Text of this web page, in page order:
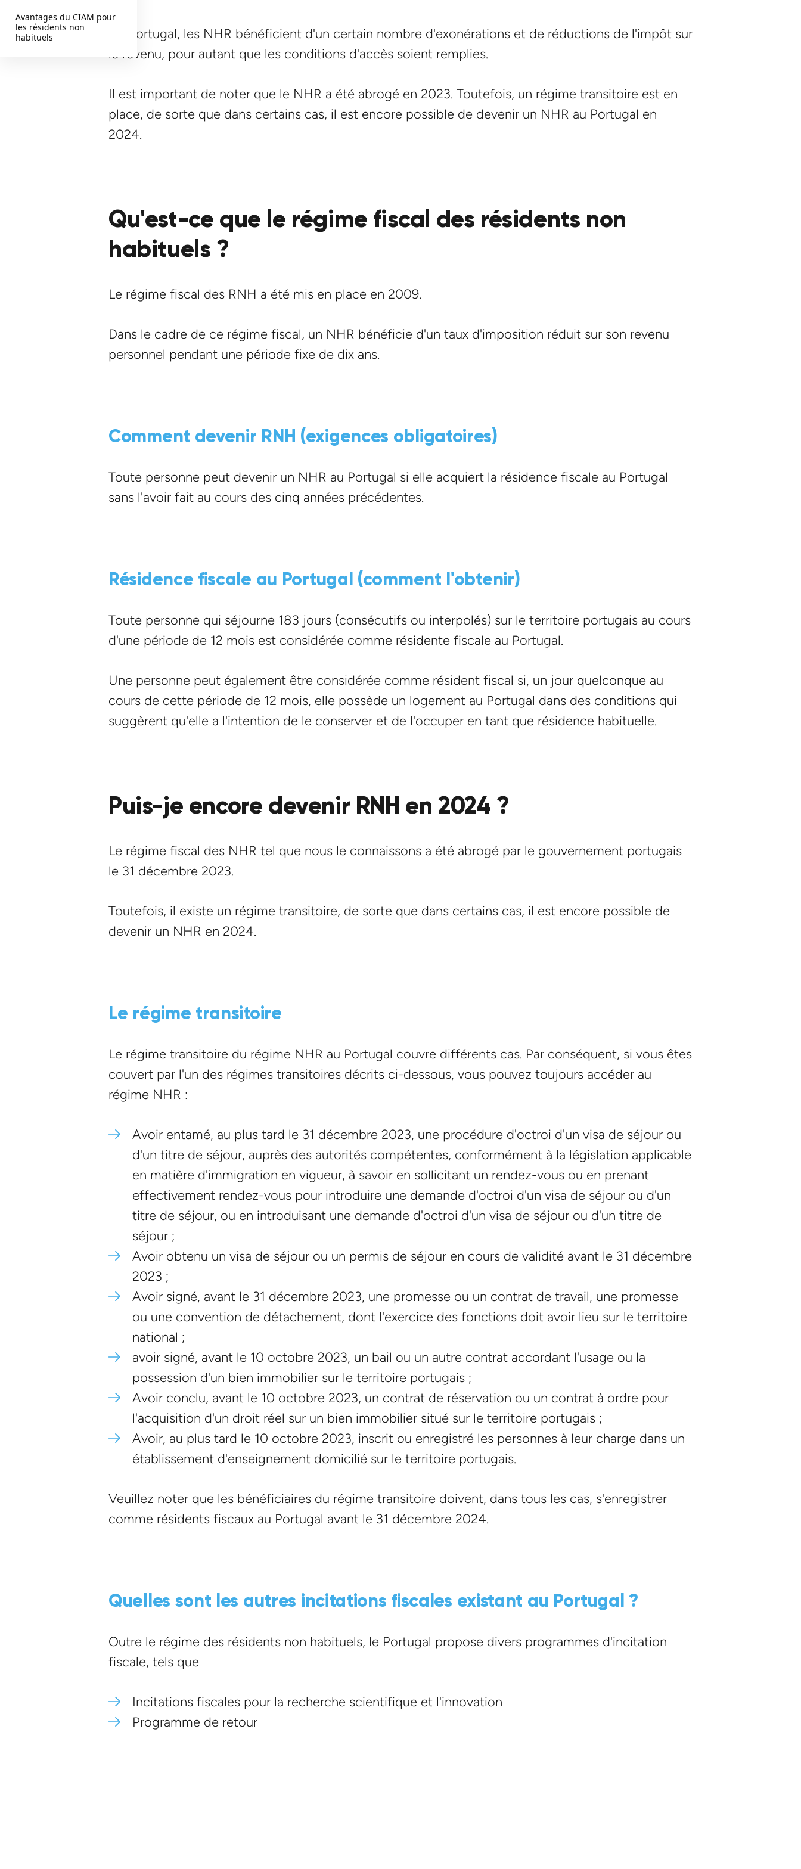
Au Portugal, les NHR bénéficient d'un certain nombre d'exonérations et de réductions de l'impôt sur
le revenu, pour autant que les conditions d'accès soient remplies.
Il est important de noter que le NHR a été abrogé en 2023. Toutefois, un régime transitoire est en
place, de sorte que dans certains cas, il est encore possible de devenir un NHR au Portugal en
2024.
Qu'est-ce que le régime fiscal des résidents non
habituels ?
Le régime fiscal des RNH a été mis en place en 2009.
Dans le cadre de ce régime fiscal, un NHR bénéficie d'un taux d'imposition réduit sur son revenu
personnel pendant une période fixe de dix ans.
Comment devenir RNH (exigences obligatoires)
Toute personne peut devenir un NHR au Portugal si elle acquiert la résidence fiscale au Portugal
sans l'avoir fait au cours des cinq années précédentes.
Résidence fiscale au Portugal (comment l'obtenir)
Toute personne qui séjourne 183 jours (consécutifs ou interpolés) sur le territoire portugais au cours
d'une période de 12 mois est considérée comme résidente fiscale au Portugal.
Une personne peut également être considérée comme résident fiscal si, un jour quelconque au
cours de cette période de 12 mois, elle possède un logement au Portugal dans des conditions qui
suggèrent qu'elle a l'intention de le conserver et de l'occuper en tant que résidence habituelle.
Puis-je encore devenir RNH en 2024 ?
Le régime fiscal des NHR tel que nous le connaissons a été abrogé par le gouvernement portugais
le 31 décembre 2023.
Toutefois, il existe un régime transitoire, de sorte que dans certains cas, il est encore possible de
devenir un NHR en 2024.
Le régime transitoire
Le régime transitoire du régime NHR au Portugal couvre différents cas. Par conséquent, si vous êtes
couvert par l'un des régimes transitoires décrits ci-dessous, vous pouvez toujours accéder au
régime NHR :
Avoir entamé, au plus tard le 31 décembre 2023, une procédure d'octroi d'un visa de séjour ou
d'un titre de séjour, auprès des autorités compétentes, conformément à la législation applicable
en matière d'immigration en vigueur, à savoir en sollicitant un rendez-vous ou en prenant
effectivement rendez-vous pour introduire une demande d'octroi d'un visa de séjour ou d'un
titre de séjour, ou en introduisant une demande d'octroi d'un visa de séjour ou d'un titre de
séjour ;
Avoir obtenu un visa de séjour ou un permis de séjour en cours de validité avant le 31 décembre
2023 ;
Avoir signé, avant le 31 décembre 2023, une promesse ou un contrat de travail, une promesse
ou une convention de détachement, dont l'exercice des fonctions doit avoir lieu sur le territoire
national ;
avoir signé, avant le 10 octobre 2023, un bail ou un autre contrat accordant l'usage ou la
possession d'un bien immobilier sur le territoire portugais ;
Avoir conclu, avant le 10 octobre 2023, un contrat de réservation ou un contrat à ordre pour
l'acquisition d'un droit réel sur un bien immobilier situé sur le territoire portugais ;
Avoir, au plus tard le 10 octobre 2023, inscrit ou enregistré les personnes à leur charge dans un
établissement d'enseignement domicilié sur le territoire portugais.
Veuillez noter que les bénéficiaires du régime transitoire doivent, dans tous les cas, s'enregistrer
comme résidents fiscaux au Portugal avant le 31 décembre 2024.
Quelles sont les autres incitations fiscales existant au Portugal ?
Outre le régime des résidents non habituels, le Portugal propose divers programmes d'incitation
fiscale, tels que
Incitations fiscales pour la recherche scientifique et l'innovation
Programme de retour
Avantages du CIAM pour
les résidents non
habituels